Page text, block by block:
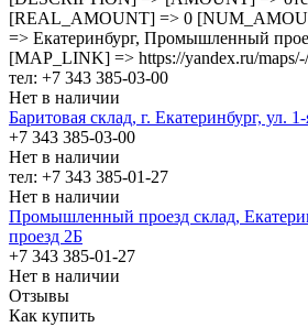
[REAL_AMOUNT] => 0
=> Екатеринбург, Промышленный
[MAP_LINK] => https://yandex.ru/
тел: +7 343 385-03-00
Нет в наличии
Баритовая склад, г. Екатеринбург, ул.
+7 343 385-03-00
Нет в наличии
тел: +7 343 385-01-27
Нет в наличии
Промышленный проезд cклад,
проезд 2Б
+7 343 385-01-27
Нет в наличии
Отзывы
Как купить